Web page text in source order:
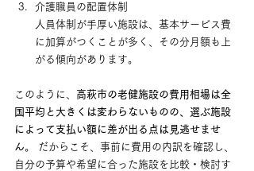
介護職員の配置体制
人員体制が手厚い施設は、基本サービス費
に加算がつくことが多く、その分月額も上
がる傾向があります。
このように、 高萩市の老健施設の費用相場は全
国平均と大きくは変わらないものの、選ぶ施設
によって支払い額に差が出る点は見逃せませ
ん 。 だからこそ、事前に費用の内訳を確認し、
自分の予算や希望に合った施設を比較・検討す